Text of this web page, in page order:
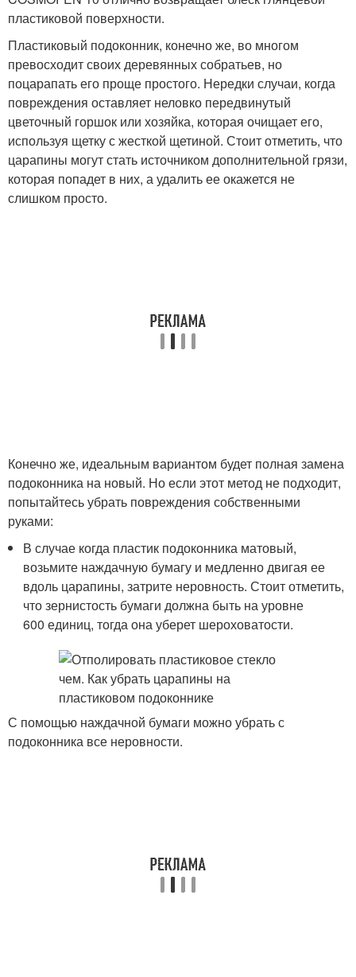
пластиковой поверхности.
Пластиковый подоконник, конечно же, во многом
превосходит своих деревянных собратьев, но
поцарапать его проще простого. Нередки случаи, когда
повреждения оставляет неловко передвинутый
цветочный горшок или хозяйка, которая очищает его,
используя щетку с жесткой щетиной. Стоит отметить, что
царапины могут стать источником дополнительной грязи,
которая попадет в них, а удалить ее окажется не
слишком просто.
Конечно же, идеальным вариантом будет полная замена
подоконника на новый. Но если этот метод не подходит,
попытайтесь убрать повреждения собственными
руками:
В случае когда пластик подоконника матовый,
возьмите наждачную бумагу и медленно двигая ее
вдоль царапины, затрите неровность. Стоит отметить,
что зернистость бумаги должна быть на уровне
600 единиц, тогда она уберет шероховатости.
С помощью наждачной бумаги можно убрать с
подоконника все неровности.